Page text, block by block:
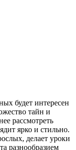
будет интересен
тайн и
рассмотреть
ярко и стильно.
делает уроки
разнообразием